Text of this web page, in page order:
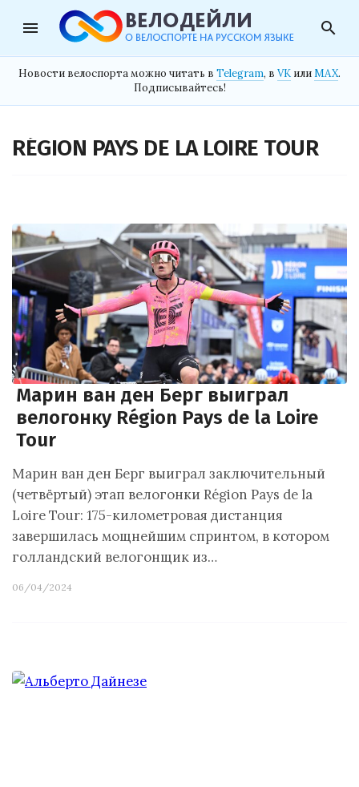
menu search
Новости велоспорта можно читать в Telegram, в VK илиMAX.
Подписывайтесь!
RÉGION PAYS DE LA LOIRE TOUR
Марин ван ден Берг выиграл
велогонку Région Pays de la Loire
Tour
Марин ван ден Берг выиграл заключительный
(четвёртый) этап велогонки Région Pays de la
Loire Tour: 175-километровая дистанция
завершилась мощнейшим спринтом, в котором
голландский велогонщик из…
06/04/2024